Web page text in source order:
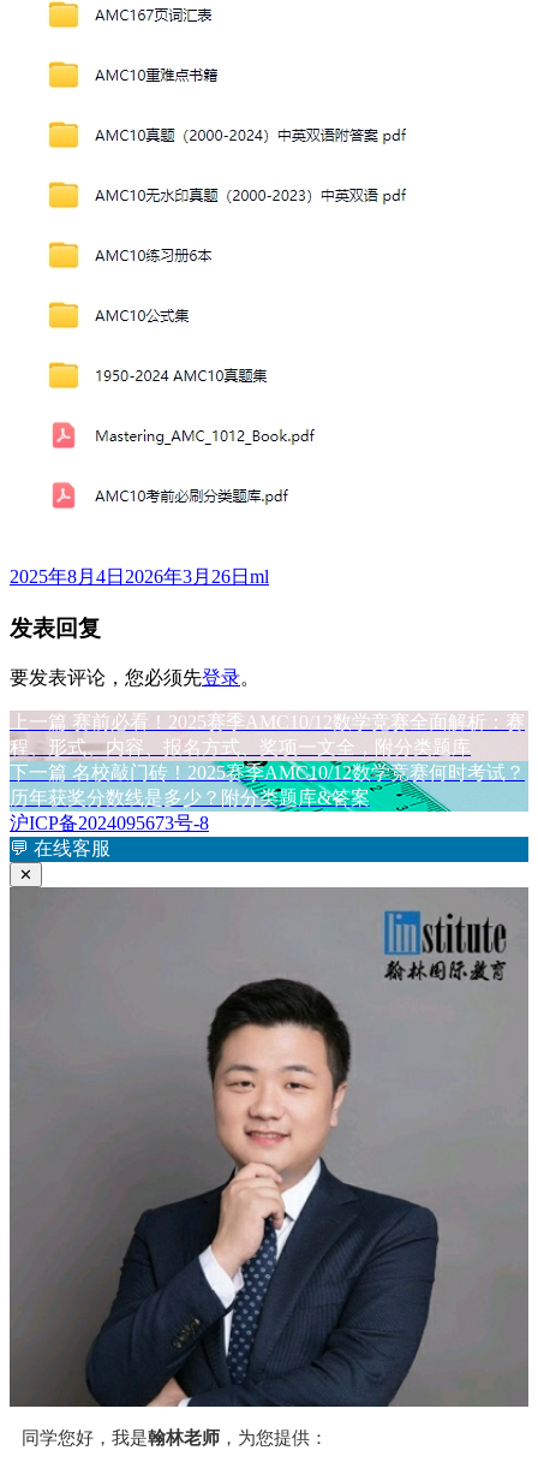
发
于
2025年8月4日 2026年3月26日 作
ml
发表回复
要发表评论，您必须先登录。
文
章
导
航
上一篇 上
篇
文
章：
赛前必看！2025赛季AMC10/12数学竞赛全面解析：赛
程、形式、内容、报名方式、奖项一文全，附分类题库
下一篇 下
篇
文
章：
名校敲门砖！2025赛季AMC10/12数学竞赛何时考试？
历年获奖分数线是多少？附分类题库&答案
沪ICP备2024095673号-8
💬 在线客服
✕
同学您好，我是翰林老师 ，为您提供：